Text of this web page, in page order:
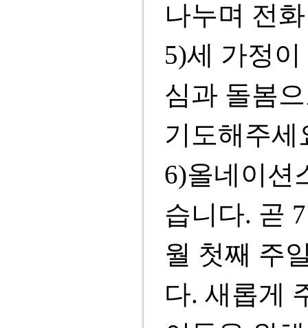
나누며 전
5)세 가정
심과 돌봄
기도해주
6)올네이션
습니다. 곧
월 첫째 주
다. 새롭게